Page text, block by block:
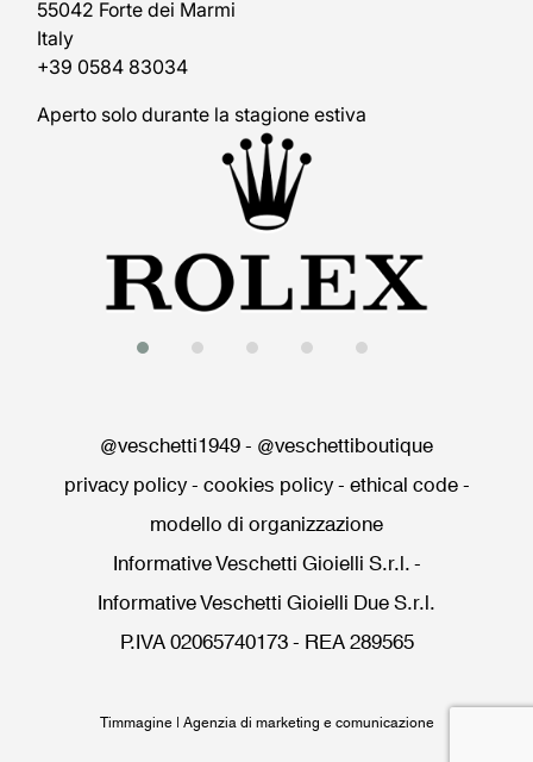
55042 Forte dei Marmi
Italy
+39 0584 83034
Aperto solo durante la stagione estiva
@veschetti1949- @veschettiboutique
privacy policy- cookies policy- ethical code-
modello di organizzazione
Informative Veschetti Gioielli S.r.l.-
Informative Veschetti Gioielli Due S.r.l.
P.IVA 02065740173 - REA 289565
Timmagine | Agenzia di marketing e comunicazione